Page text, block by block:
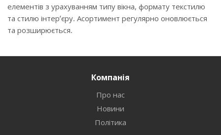
елементів з урахуванням типу вікна, формату текстилю
та стилю інтер’єру. Асортимент регулярно оновлюється
та розширюється.
Компанія
Про нас
Новини
Політика